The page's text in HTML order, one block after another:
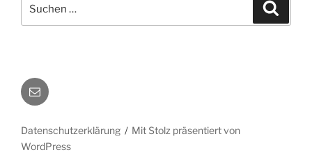
nach:
E-
Mail
Datenschutzerklärung
Mit Stolz präsentiert von
WordPress